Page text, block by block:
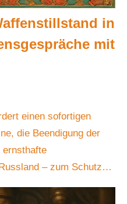
in
mit
einen sofortigen
die Beendigung der
ernsthafte
– zum Schutz